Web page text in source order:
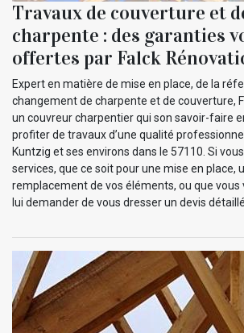
Travaux de couverture et
charpente : des garanties
offertes par Falck
Expert en matière de mise en place, de la
changement de charpente et de couverture,
un couvreur charpentier qui son savoir-faire
profiter de travaux d’une qualité
Kuntzig et ses environs dans le 57110. Si
services, que ce soit pour une mise en place,
remplacement de vos éléments, ou que
lui demander de vous dresser un devis